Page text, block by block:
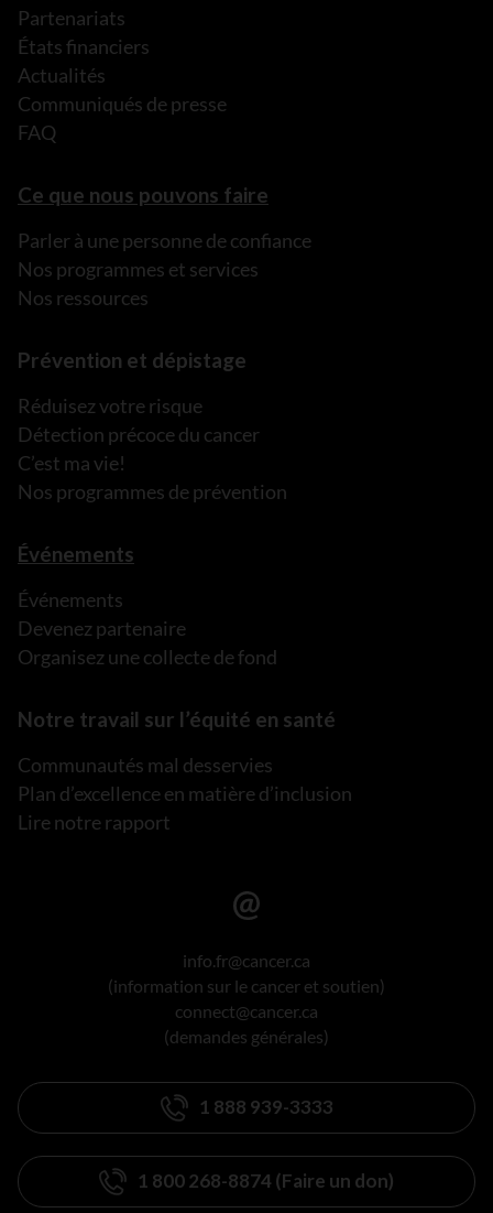
Partenariats
États financiers
Actualités
Communiqués de presse
FAQ
Ce que nous pouvons faire
Parler à une personne de confiance
Nos programmes et services
Nos ressources
Prévention et dépistage
Réduisez votre risque
Détection précoce du cancer
C’est ma vie!
Nos programmes de prévention
Événements
Événements
Devenez partenaire
Organisez une collecte de fond
Notre travail sur l’équité en santé
Communautés mal desservies
Plan d’excellence en matière d’inclusion
Lire notre rapport
info.fr@cancer.ca
(information sur le cancer et soutien)
connect@cancer.ca
(demandes générales)
1 888 939-3333
1 800 268-8874 (Faire un don)